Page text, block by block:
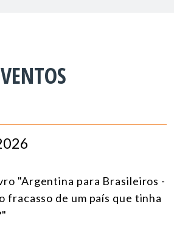
"Argentina para Brasileiros -
fracasso de um país que tinha